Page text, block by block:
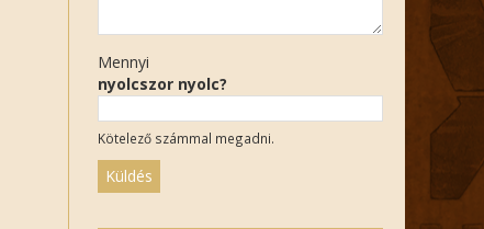
Mennyi
nyolcszor nyolc?
Kötelező számmal megadni.